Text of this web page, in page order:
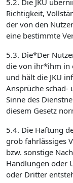
5.2. Die JKU
Richtigkeit,
der von den
eine bestimmte
5.3. Die*Der
die von ihr*ihm in
und hält die JKU
Ansprüche schad-
Sinne des
diesem Gesetz
5.4. Die Haftung
grob fahrlässiges
bzw. sonstige
Handlungen oder
oder Dritter